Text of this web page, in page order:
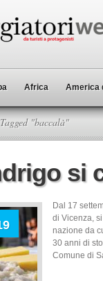
Africa America
"baccalà"
si
Dal 17
di Vicenza,
nazione da
30 anni di
Comune di